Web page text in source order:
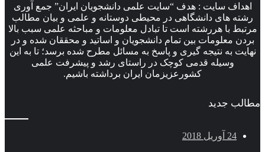
اهداف سایت : هدف “سایت علمی دانشجویان ایران” جمع آوری
رشته های دانشگاهی در محیطی دوستانه و علمی و بیان مطالب
مرتبط با هررشته است تا تبادل معلومات و مباحثه علمی سبب بالا
بردن معلومات بین تمام دانشجویان و اساتید و محققان شده و در
نهایت به نتیجه گیری و پاسخ به مسائل مطرح شده برسد؛ تا به این
وسیله قدمی کوچک در راستای رشد و پیشرفت علمی
کشورعزیزمان ایران برداشته باشیم.
مطالب جدید
24 آوریل 2018